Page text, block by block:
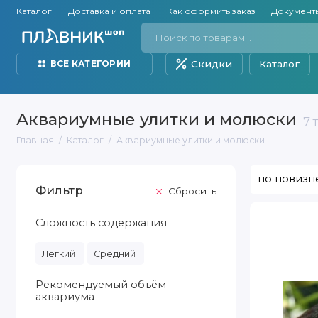
Каталог Доставка и оплата Как оформить заказ
ВСЕ КАТЕГОРИИ Скидки Каталог
Аквариумные улитки и молюски 7
Главная Каталог Аквариумные улитки и молюски
Фильтр Cбросить
Сортировать
Сложность содержания
Легкий Средний
Рекомендуемый объём
аквариума
Spot
Rabbit)